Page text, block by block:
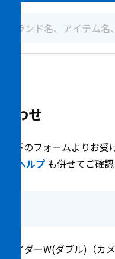
わせ
以下のフォームよりお受
ヘルプ も併せてご確認
面ライダーW(ダブル)（カ